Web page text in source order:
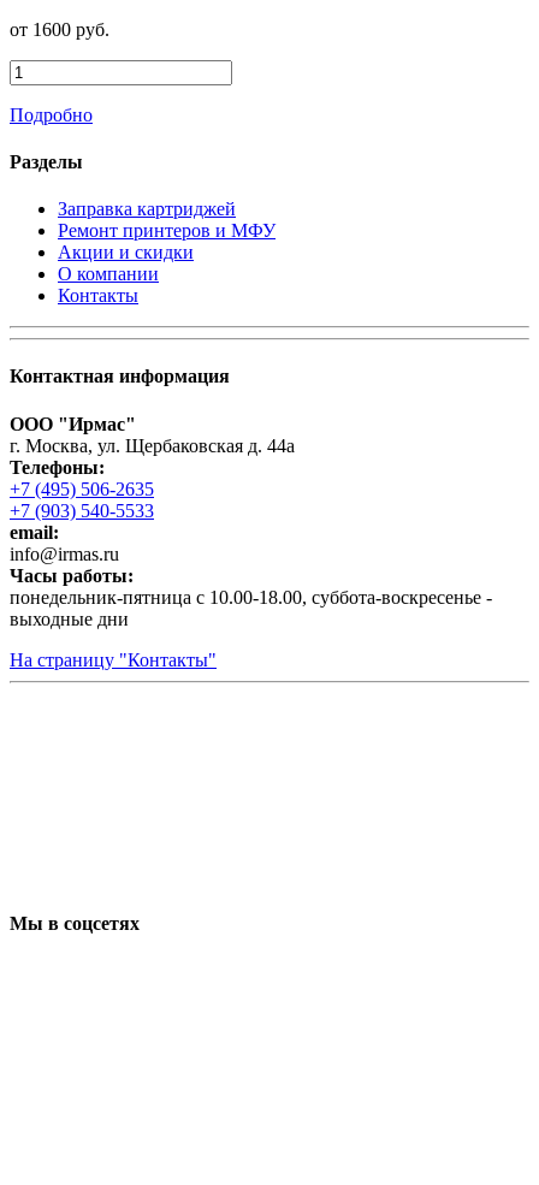
от 1600 руб.
Подробно
Разделы
Заправка картриджей
Ремонт принтеров и МФУ
Акции и скидки
О компании
Контакты
Контактная информация
ООО "Ирмас"
г. Москва, ул. Щербаковская д. 44а
Телефоны:
+7 (495) 506-2635
+7 (903) 540-5533
email:
infо@irmas.ru
Часы работы:
понедельник-пятница с 10.00-18.00, суббота-воскресенье -
выходные дни
На страницу "Контакты"
Мы в соцсетях